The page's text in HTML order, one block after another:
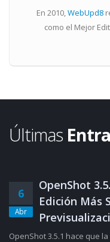
En 2010,WebUpd8
como el Mejor
Últimas
6
Abr
OpenShot
Edición Más
OpenShot 3.5.1 hace que